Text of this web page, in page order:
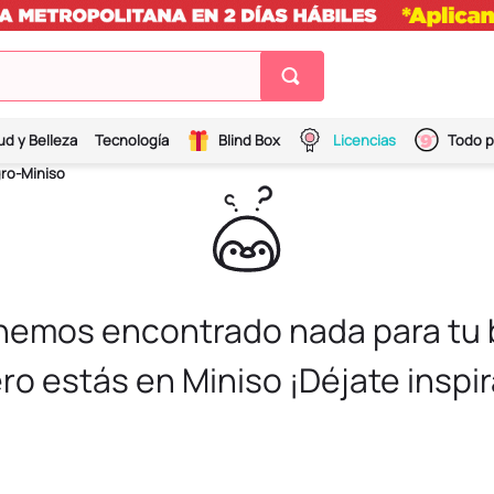
y Belleza Tecnología Blind Box Licencias
Todo
Miniso
encontrado nada para
estás en Miniso ¡Déjate